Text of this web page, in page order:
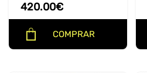
420.00€
COMPRAR